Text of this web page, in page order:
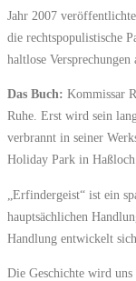
Jahr 2007
die rechtspopulistische
haltlose
Das Buch: Kommissar
Ruhe. Erst wird sein
verbrannt in seiner
Holiday Park in
„Erfindergeist“ ist ein
hauptsächlichen
Handlung entwickelt
Die Geschichte wird